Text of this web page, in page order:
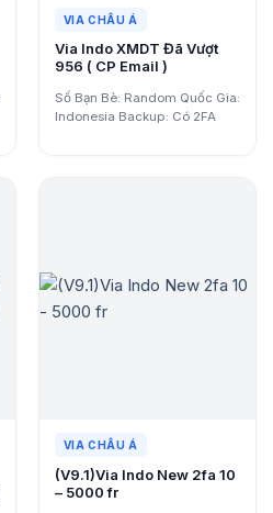
VIA CHÂU Á
Via Indo XMDT Đã Vượt
956 ( CP Email )
Số Bạn Bè: Random Quốc Gia:
Indonesia Backup: Có 2FA
VIA CHÂU Á
(V9.1)Via Indo New 2fa 10
– 5000 fr